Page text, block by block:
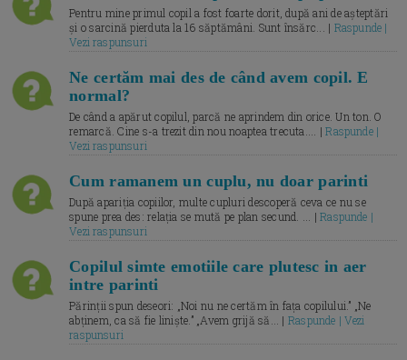
Pentru mine primul copil a fost foarte dorit, după ani de așteptări
și o sarcină pierduta la 16 săptămâni. Sunt însărc... | Raspunde |
Vezi raspunsuri
Ne certăm mai des de când avem copil. E
normal?
De când a apărut copilul, parcă ne aprindem din orice. Un ton. O
remarcă. Cine s-a trezit din nou noaptea trecuta.... |Raspunde |
Vezi raspunsuri
Cum ramanem un cuplu, nu doar parinti
După apariția copiilor, multe cupluri descoperă ceva ce nu se
spune prea des: relația se mută pe plan secund. ... |Raspunde |
Vezi raspunsuri
Copilul simte emotiile care plutesc in aer
intre parinti
Părinții spun deseori: „Noi nu ne certăm în fața copilului.” „Ne
abținem, ca să fie liniște.” „Avem grijă să... | Raspunde | Vezi
raspunsuri